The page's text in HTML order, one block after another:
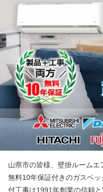
山県市の皆様、壁掛ルーム
無料10年保証付きのガスペ
付工事は1991年創業の信頼